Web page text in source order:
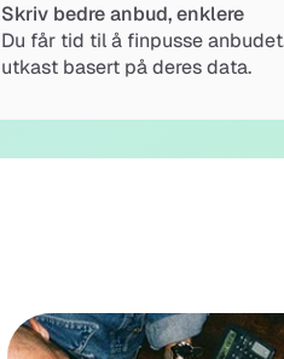
Skriv bedre anbud, enklere
Du får tid til å finpusse
utkast basert på deres data.